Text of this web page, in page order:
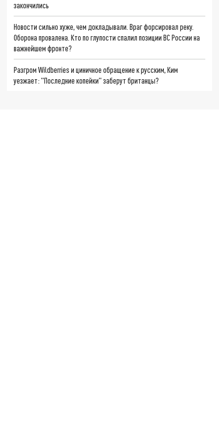
закончились
Новости сильно хуже, чем докладывали. Враг форсировал реку.
Оборона провалена. Кто по глупости спалил позиции ВС России на
важнейшем фронте?
Разгром Wildberries и циничное обращение к русским, Ким
уезжает: "Последние копейки" заберут британцы?